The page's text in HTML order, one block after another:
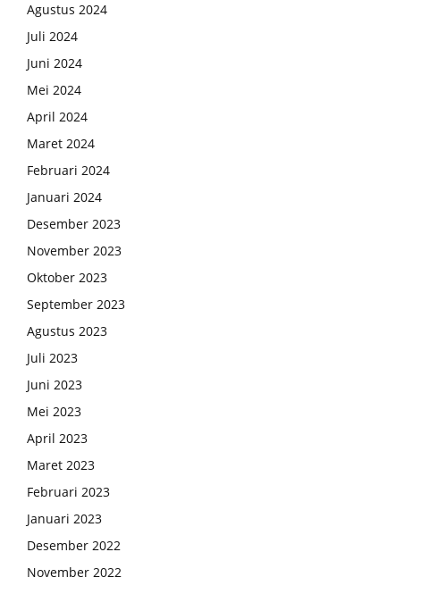
Agustus 2024
Juli 2024
Juni 2024
Mei 2024
April 2024
Maret 2024
Februari 2024
Januari 2024
Desember 2023
November 2023
Oktober 2023
September 2023
Agustus 2023
Juli 2023
Juni 2023
Mei 2023
April 2023
Maret 2023
Februari 2023
Januari 2023
Desember 2022
November 2022